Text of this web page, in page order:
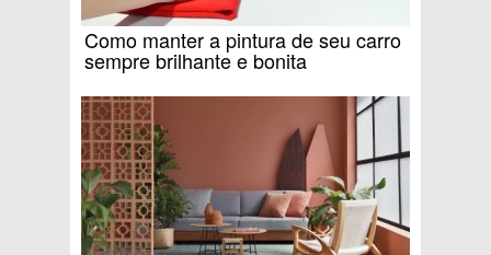
Como manter a pintura de seu carro
sempre brilhante e bonita